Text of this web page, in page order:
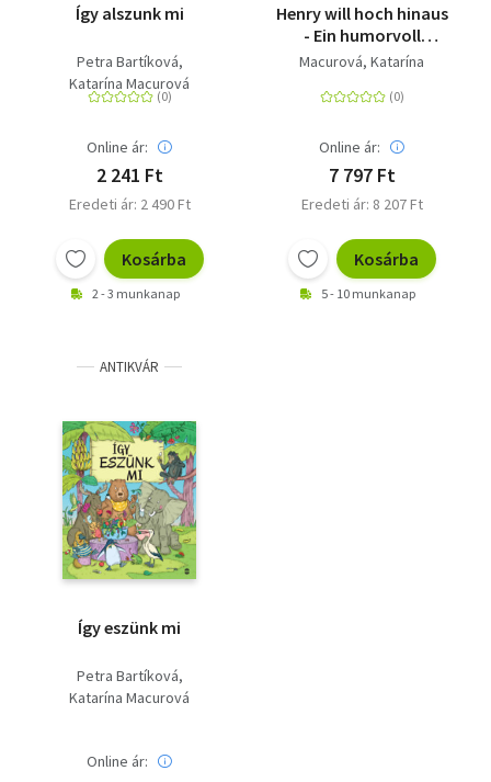
Így alszunk mi
Petra Bartíková
Katarína Macurová
Online ár:
2 241 Ft
Eredeti ár: 2 490 Ft
Kosárba
2 - 3 munkanap
Henry will hoch hinaus
- Ein humorvoll
inspirierendes
Individualität und die
Kinder ab 4 Jahren
Macurová, Katarína
Online ár:
7 797 Ft
Eredeti ár: 8 207 Ft
Kosárba
5 - 10 munkanap
ANTIKVÁR
Így eszünk mi
Petra Bartíková
Katarína Macurová
Online ár: